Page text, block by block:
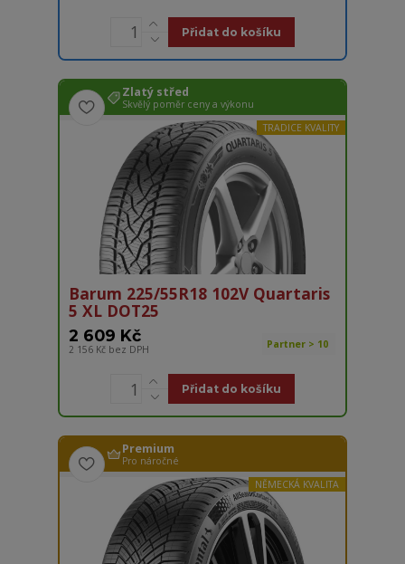
Přidat do košíku
Zlatý střed
Skvělý poměr ceny a výkonu
TRADICE KVALITY
Barum 225/55R18 102V Quartaris
5 XL DOT25
2 609 Kč
2 156 Kč bez DPH Partner > 10
Přidat do košíku
Premium
Pro náročné
NĚMECKÁ KVALITA